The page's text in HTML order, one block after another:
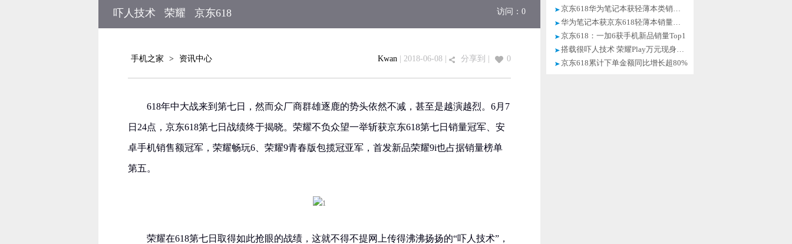
吓人技术 荣耀 京东618 访问： 0
手机之家 > 资讯中心 Kwan | 2018-06-08 | 分享到 0
618年中大战来到第七日，然而众厂商群雄逐鹿的势头依然不减，甚至是越演越烈。6月7
日24点，京东618第七日战绩终于揭晓。荣耀不负众望一举斩获京东618第七日销量冠军、安
卓手机销售额冠军，荣耀畅玩6、荣耀9青春版包揽冠亚军，首发新品荣耀9i也占据销量榜单
第五。
荣耀在618第七日取得如此抢眼的战绩，这就不得不提网上传得沸沸扬扬的“吓人技术”，
京东618华为笔记本获轻薄本类销量冠军
华为笔记本获京东618轻薄本销量冠军
京东618：一加6获手机新品销量Top1
搭载很吓人技术 荣耀Play万元现身闲鱼
京东618累计下单金额同比增长超80%